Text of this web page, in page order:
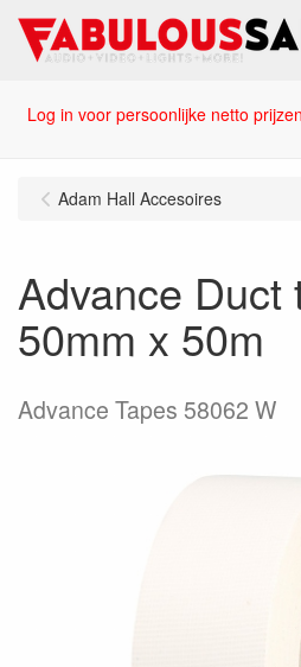
Log in voor persoonlijke netto
Adam Hall Accesoires
Advance Duct
50mm x 50m
Advance Tapes 58062 W